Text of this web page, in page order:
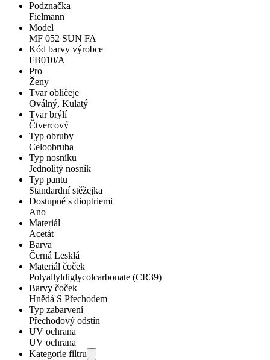
Podznačka
Fielmann
Model
MF 052 SUN FA
Kód barvy výrobce
FB010/A
Pro
Ženy
Tvar obličeje
Oválný, Kulatý
Tvar brýlí
Čtvercový
Typ obruby
Celoobruba
Typ nosníku
Jednolitý nosník
Typ pantu
Standardní stěžejka
Dostupné s dioptriemi
Ano
Materiál
Acetát
Barva
Černá Lesklá
Materiál čoček
Polyallyldiglycolcarbonate (CR39)
Barvy čoček
Hnědá S Přechodem
Typ zabarvení
Přechodový odstín
UV ochrana
UV ochrana
Kategorie filtru